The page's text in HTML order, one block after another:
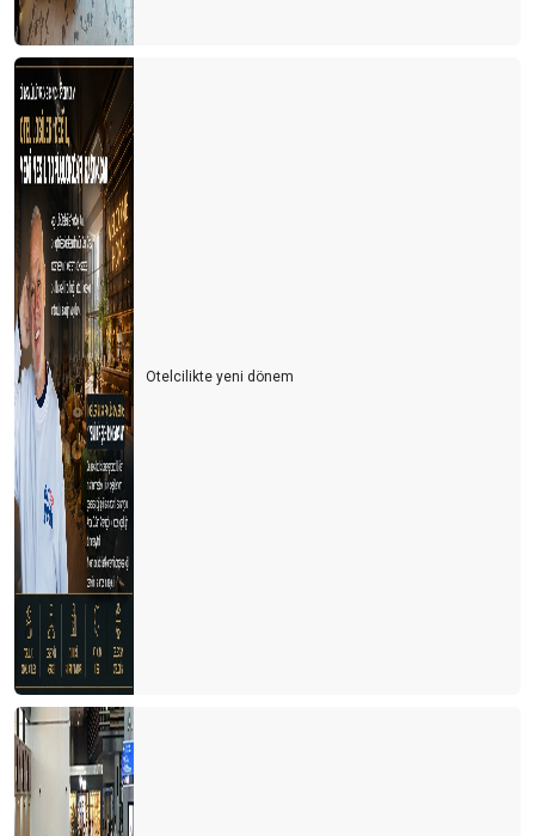
Otelcilikte yeni dönem